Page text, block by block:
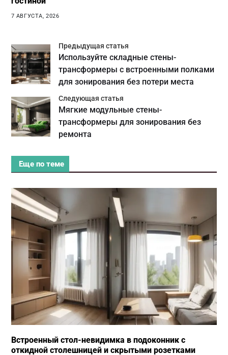
7 АВГУСТА, 2026
Предыдущая статья
Используйте складные стены-
трансформеры с встроенными полками
для зонирования без потери места
Следующая статья
Мягкие модульные стены-
трансформеры для зонирования без
ремонта
Еще по теме
Встроенный стол-невидимка в подоконник с
откидной столешницей и скрытыми розетками